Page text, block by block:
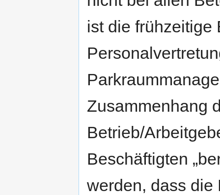
ist die frühzeitige
Zusammenhang
Betrieb/
Beschäftigten
werden, dass die